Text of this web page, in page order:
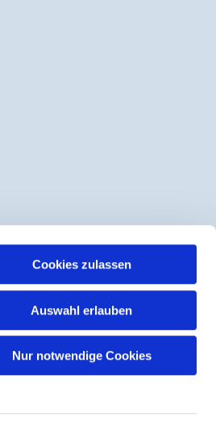
Cookies zulassen
Auswahl erlauben
Nur notwendige Cookies